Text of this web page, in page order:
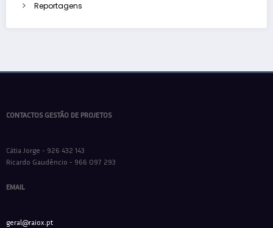
Reportagens
CONTACTOS GESTÃO DE PROJETOS
Cátia Jorge - 926 432 143
Ricardo Gaudêncio - 966 097 293
EMAIL
geral@raiox.pt